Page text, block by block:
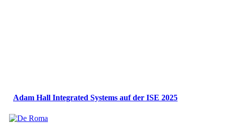
Adam Hall Integrated Systems auf der ISE 2025